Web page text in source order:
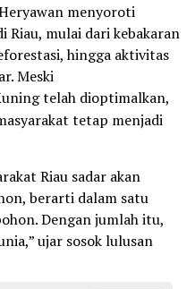
menyoroti
mulai dari kebakaran
hingga aktivitas
Meski
telah dioptimalkan,
tetap menjadi
Riau sadar akan
berarti dalam satu
Dengan jumlah itu,
ujar sosok lulusan